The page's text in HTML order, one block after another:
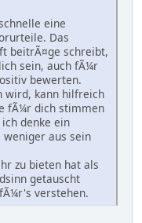
eine
Das
beitrÃ¤ge schreibt,
sein, auch fÃ¼r
bewerten.
wird, kann hilfreich
fÃ¼r dich stimmen
denke ein
aus sein
zu bieten hat als
getauscht
verstehen.